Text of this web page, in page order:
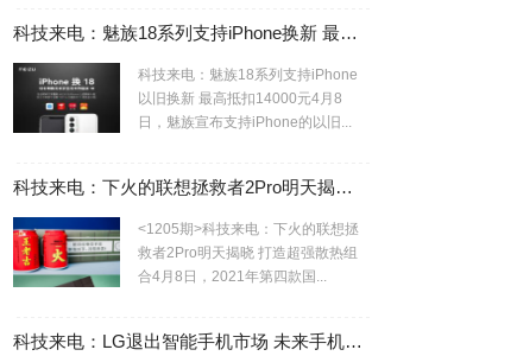
科技来电：魅族18系列支持iPhone换新 最高抵扣14000元
科技来电：魅族18系列支持iPhone
以旧换新 最高抵扣14000元4月8
日，魅族宣布支持iPhone的以旧...
科技来电：下火的联想拯救者2Pro明天揭晓 打造超强散热组合
<1205期>科技来电：下火的联想拯
救者2Pro明天揭晓 打造超强散热组
合4月8日，2021年第四款国...
科技来电：LG退出智能手机市场 未来手机行业寡头局势初现